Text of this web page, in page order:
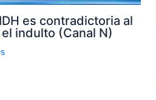
es contradictoria al
indulto (Canal N)